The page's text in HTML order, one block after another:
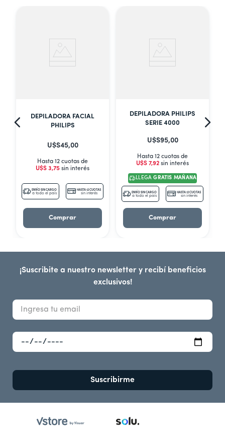
DEPILADORA FACIAL
PHILIPS
U$S45,00
Hasta 12 cuotas de
U$S 3,75 sin interés
ENVÍO SIN CARGO
a todo el país
HASTA 12 CUOTAS
sin interés
Comprar
DEPILADORA PHILIPS
SERIE 4000
U$S95,00
Hasta 12 cuotas de
U$S 7,92 sin interés
LLEGAGRATIS MAÑANA
ENVÍO SIN CARGO
a todo el país
HASTA 12 CUOTAS
sin interés
Comprar
¡Suscribite a nuestro newsletter y recibí beneficios
exclusivos!
Suscribirme